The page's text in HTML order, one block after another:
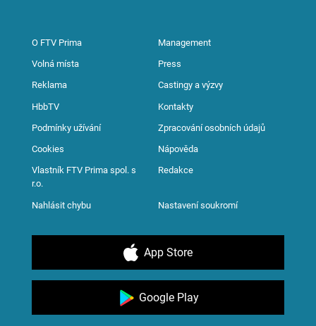
O FTV Prima Management
Volná místa Press
Reklama Castingy a výzvy
HbbTV Kontakty
Podmínky užívání Zpracování osobních údajů
Cookies Nápověda
Vlastník FTV Prima spol. s
r.o.
Redakce
Nahlásit chybu Nastavení soukromí
App Store
Google Play